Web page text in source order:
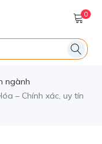
0
ngành
– Chính xác, uy tín